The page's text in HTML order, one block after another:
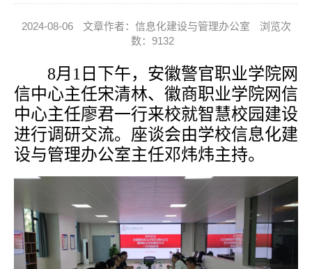
2024-08-06 文章作者：信息化建设与管理办公室
浏览次
数：9132
8月1日下午，安徽警官职业学院网
信中心主任宋清林、 徽商职业学院网信
中心主任廖君一行来校就智慧校园建设
进行调研交流。 座谈会由学校信息化建
设与管理办公室主任邓炜炜主持。